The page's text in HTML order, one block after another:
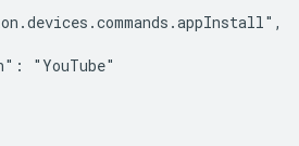
"YouTube"